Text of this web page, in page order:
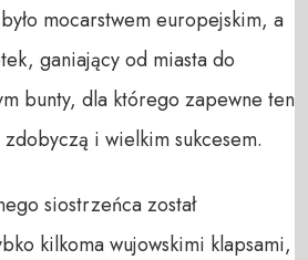
mocarstwem europejskim, a
ganiający od miasta do
bunty, dla którego zapewne ten
zdobyczą i wielkim sukcesem.
siostrzeńca został
kilkoma wujowskimi klapsami,